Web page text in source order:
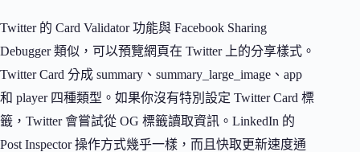
Twitter 的 Card Validator 功能與 Facebook Sharing
Debugger 類似，可以預覽網頁在 Twitter 上的分享樣式。
Twitter Card 分成 summary、summary_large_image、app
和 player 四種類型。如果你沒有特別設定 Twitter Card 標
籤，Twitter 會嘗試從 OG 標籤讀取資訊。LinkedIn 的
Post Inspector 操作方式幾乎一樣，而且快取更新速度通